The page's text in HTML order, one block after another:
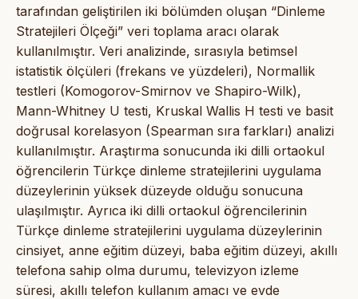
tarafından geliştirilen iki bölümden oluşan “Dinleme
Stratejileri Ölçeği” veri toplama aracı olarak
kullanılmıştır. Veri analizinde, sırasıyla betimsel
istatistik ölçüleri (frekans ve yüzdeleri), Normallik
testleri (Komogorov-Smirnov ve Shapiro-Wilk),
Mann-Whitney U testi, Kruskal Wallis H testi ve basit
doğrusal korelasyon (Spearman sıra farkları) analizi
kullanılmıştır. Araştırma sonucunda iki dilli ortaokul
öğrencilerin Türkçe dinleme stratejilerini uygulama
düzeylerinin yüksek düzeyde olduğu sonucuna
ulaşılmıştır. Ayrıca iki dilli ortaokul öğrencilerinin
Türkçe dinleme stratejilerini uygulama düzeylerinin
cinsiyet, anne eğitim düzeyi, baba eğitim düzeyi, akıllı
telefona sahip olma durumu, televizyon izleme
süresi, akıllı telefon kullanım amacı ve evde